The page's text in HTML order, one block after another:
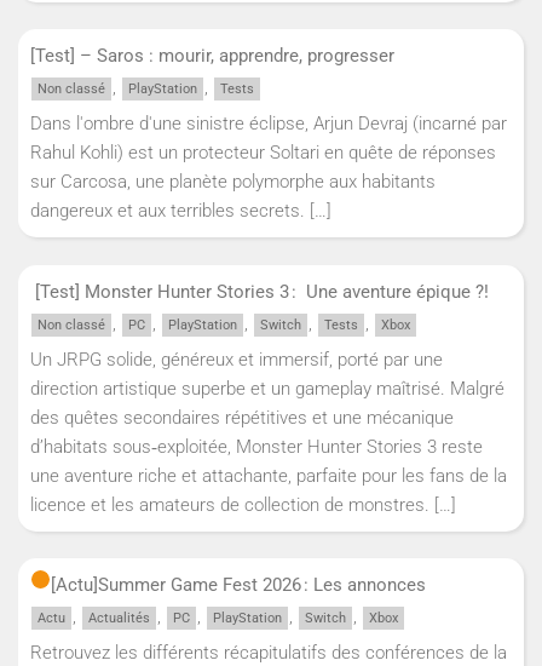
[Test] – Saros : mourir, apprendre, progresser
Non classé , PlayStation , Tests
Dans l'ombre d'une sinistre éclipse, Arjun Devraj (incarné par
Rahul Kohli) est un protecteur Soltari en quête de réponses
sur Carcosa, une planète polymorphe aux habitants
dangereux et aux terribles secrets. […]
[Test] Monster Hunter Stories 3 : Une aventure épique ?!
Non classé , PC , PlayStation , Switch , Tests , Xbox
Un JRPG solide, généreux et immersif, porté par une
direction artistique superbe et un gameplay maîtrisé. Malgré
des quêtes secondaires répétitives et une mécanique
d’habitats sous‑exploitée, Monster Hunter Stories 3 reste
une aventure riche et attachante, parfaite pour les fans de la
licence et les amateurs de collection de monstres. […]
[Actu]Summer Game Fest 2026 : Les annonces
Actu , Actualités , PC , PlayStation , Switch , Xbox
Retrouvez les différents récapitulatifs des conférences de la